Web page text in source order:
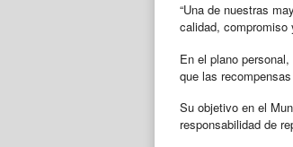
“Una de nuestras
calidad, compromiso
En el plano
que las
Su objetivo en el
responsabilidad de